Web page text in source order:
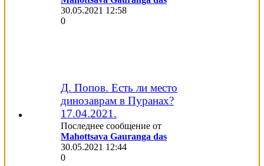
30.05.2021 12:58
0
Д. Попов. Есть ли место
динозаврам в Пуранах?
17.04.2021.
Последнее сообщение от
Mahottsava Gauranga das
30.05.2021 12:44
0